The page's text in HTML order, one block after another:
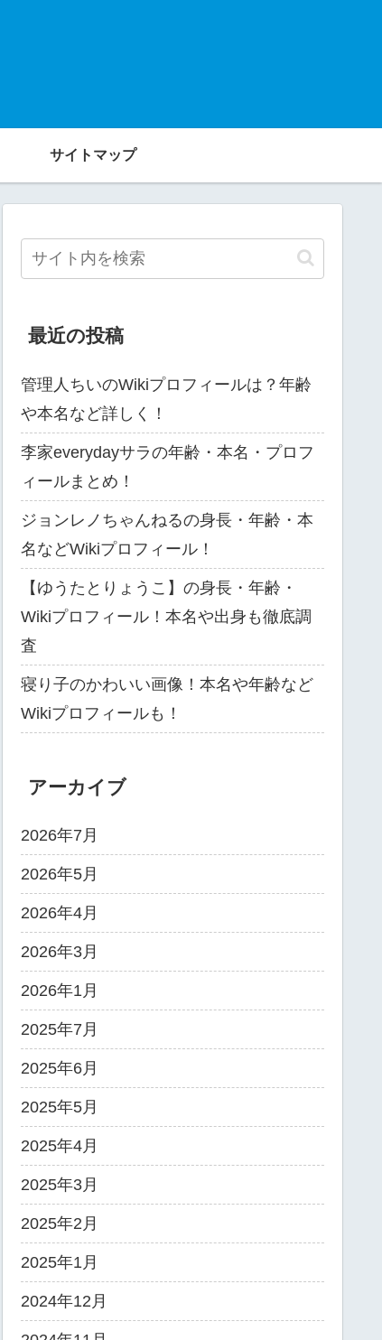
サイトマップ
最近の投稿
管理人ちいのWikiプロフィールは？年齢
や本名など詳しく！
李家everydayサラの年齢・本名・プロフ
ィールまとめ！
ジョンレノちゃんねるの身長・年齢・本
名などWikiプロフィール！
【ゆうたとりょうこ】の身長・年齢・
Wikiプロフィール！本名や出身も徹底調
査
寝り子のかわいい画像！本名や年齢など
Wikiプロフィールも！
アーカイブ
2026年7月
2026年5月
2026年4月
2026年3月
2026年1月
2025年7月
2025年6月
2025年5月
2025年4月
2025年3月
2025年2月
2025年1月
2024年12月